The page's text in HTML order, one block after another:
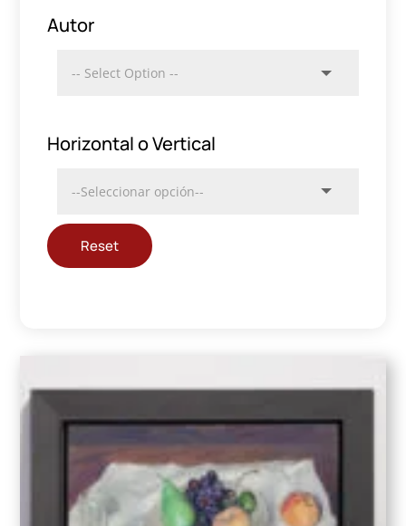
Autor
Horizontal o Vertical
Reset